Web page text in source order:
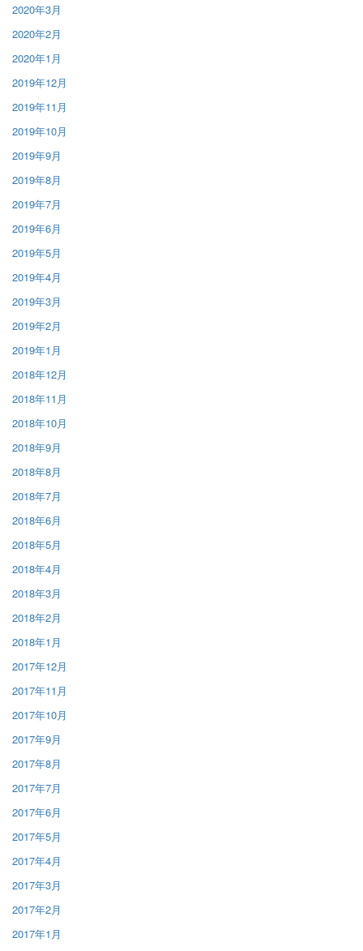
2020年3月
2020年2月
2020年1月
2019年12月
2019年11月
2019年10月
2019年9月
2019年8月
2019年7月
2019年6月
2019年5月
2019年4月
2019年3月
2019年2月
2019年1月
2018年12月
2018年11月
2018年10月
2018年9月
2018年8月
2018年7月
2018年6月
2018年5月
2018年4月
2018年3月
2018年2月
2018年1月
2017年12月
2017年11月
2017年10月
2017年9月
2017年8月
2017年7月
2017年6月
2017年5月
2017年4月
2017年3月
2017年2月
2017年1月